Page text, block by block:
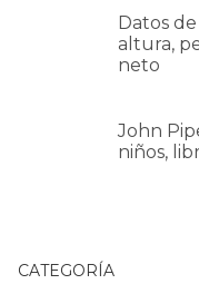
Datos
altura,
neto
John
niños,
CATEGORÍA